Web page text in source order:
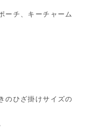
ーチ、キーチャーム
のひざ掛けサイズの